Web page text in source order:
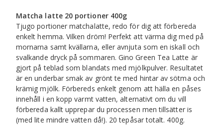
Matcha latte 20 portioner 400g
Tjugo portioner matchalatte, redo för dig att förbereda
enkelt hemma. Vilken dröm! Perfekt att värma dig med på
mornarna samt kvällarna, eller avnjuta som en iskall och
svalkande dryck på sommaren. Gino Green Tea Latte är
gjort på teblad som blandats med mjölkpulver. Resultatet
är en underbar smak av grönt te med hintar av sötma och
krämig mjölk. Förbereds enkelt genom att hälla en påses
innehåll i en kopp varmt vatten, alternativt om du vill
förbereda kallt upprepar du processen men tillsätter is
(med lite mindre vatten då!). 20 tepåsar totalt. 400g.